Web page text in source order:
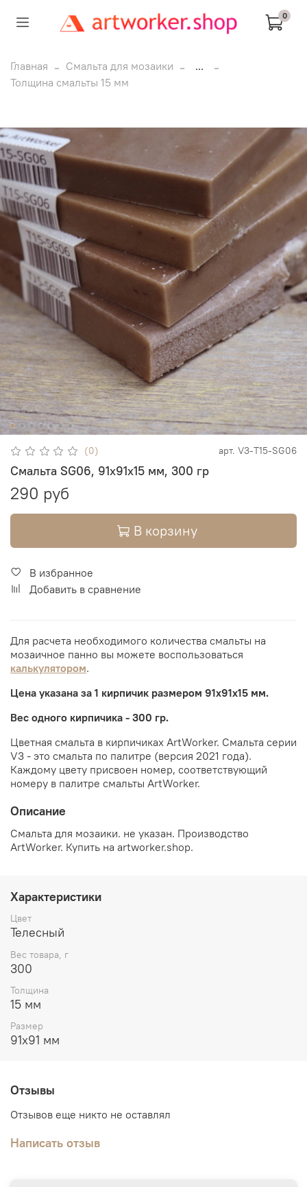
0
Главная Смальта для мозаики
...
Толщина смальты 15 мм
(0) арт. V3-T15-SG06
Смальта SG06, 91х91х15 мм, 300 гр
290 руб
В корзину
В избранное
Добавить в сравнение
Для расчета необходимого количества смальты на
мозаичное панно вы можете воспользоваться
калькулятором.
Цена указана за 1 кирпичик размером 91х91х15 мм.
Вес одного кирпичика - 300 гр.
Цветная смальта в кирпичиках ArtWorker. Смальта серии
V3 - это смальта по палитре (версия 2021 года).
Каждому цвету присвоен номер, соответствующий
номеру в палитре смальты ArtWorker.
Описание
Смальта для мозаики. не указан. Производство
ArtWorker. Купить на artworker.shop.
Характеристики
Цвет
Телесный
Вес товара, г
300
Толщина
15 мм
Размер
91х91 мм
Отзывы
Отзывов еще никто не оставлял
Написать отзыв